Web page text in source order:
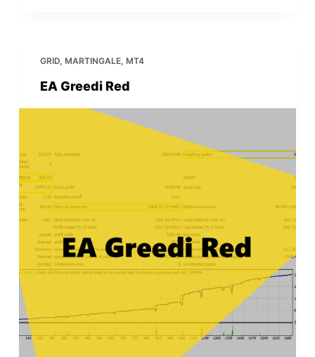
GRID, MARTINGALE, MT4
EA Greedi Red